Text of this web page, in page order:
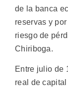
de la banca
reservas y
riesgo de
Chiriboga.
Entre julio de
real de